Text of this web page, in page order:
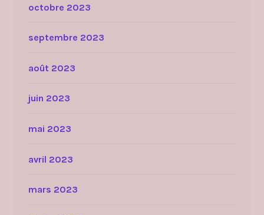
octobre 2023
septembre 2023
août 2023
juin 2023
mai 2023
avril 2023
mars 2023